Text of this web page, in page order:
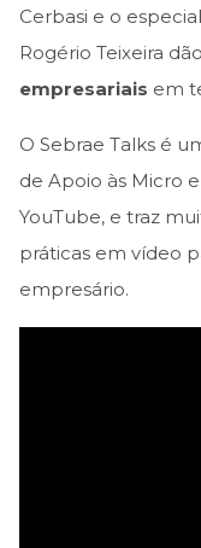
Cerbasi e o
Rogério Teixeira
empresariais em
O Sebrae Talks é
de Apoio às Micro
YouTube, e traz
práticas em vídeo
empresário.